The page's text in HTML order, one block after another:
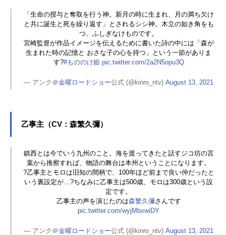
「生命の授与と奪取を行う神。新月の時に生まれ、月の満ち欠け
と共に誕生と死を繰り返す」とされるシシ神。木立の如き角をも
つ、ふしぎなけものです。
宮崎監督が作品イメージを伝えるために書いた詩の中には「森が
生まれた時の記憶と おさな子の心を持つ」という一節がありま
す?#もののけ姫 pic.twitter.com/2a2N5opu3Q
— アンク＠金曜ロードショー公式 (@kinro_ntv)August 13, 2021
乙事主（CV：森繁久彌）
鎮西とは今でいう九州のこと。海を渡ってきたと話すジコ坊の言
葉から推察すれば、物語の舞台は本州ということになります。
?乙事主とモロは旧知の間柄で、100年ほど前まで良い仲だったと
いう裏設定が…?ちなみに乙事主は500歳、モロは300歳という設
定です。
乙事主の声を演じたのは森繁久彌さんです
pic.twitter.com/wyjMbvwiDY
— アンク＠金曜ロードショー公式 (@kinro_ntv)August 13, 2021